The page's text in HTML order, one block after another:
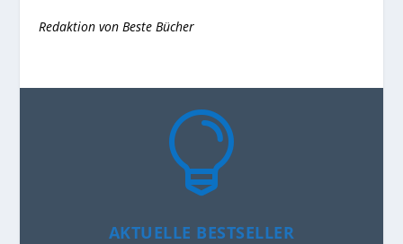
Redaktion von Beste Bücher

AKTUELLE BESTSELLER